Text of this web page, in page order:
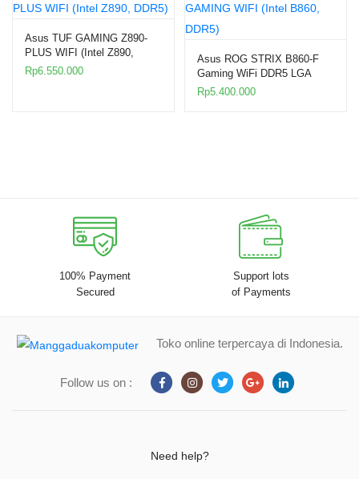
Asus TUF GAMING Z890-
PLUS WIFI (Intel Z890,
DDR5) LGA 1851
Rp6.550.000
Asus ROG STRIX B860-F
Gaming WiFi DDR5 LGA
1851 ATX
Rp5.400.000
100% Payment
Secured
Support lots
of Payments
Toko online terpercaya di Indonesia.
Follow us on :
Need help?